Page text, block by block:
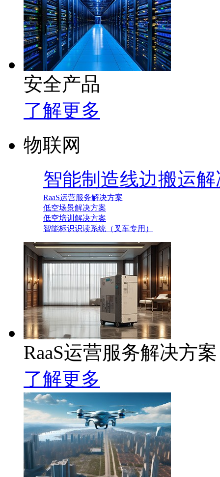
安全产品
了解更多
物联网
智能制造线边搬运
RaaS运营服务解决方案
低空场景解决方案
低空培训解决方案
智能标识识读系统（叉车专用）
RaaS运营服务解决方案
了解更多